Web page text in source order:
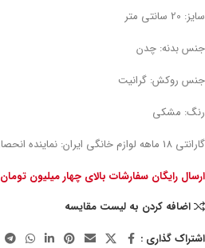
سایز: 20 سانتی متر
جنس بدنه: چدن
جنس روکش: گرانیت
رنگ: مشکی
گارانتی 18 ماهه لوازم خانگی ایران: نماینده انحصاری کرکماز در ایران
ارسال رایگان سفارشات بالای چهار میلیون تومان
اضافه کردن به لیست مقایسه
اشتراک گذاری :